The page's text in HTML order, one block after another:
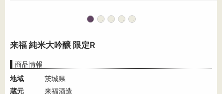
来福 純米大吟醸 限定R
商品情報
地域
茨城県
蔵元
来福酒造